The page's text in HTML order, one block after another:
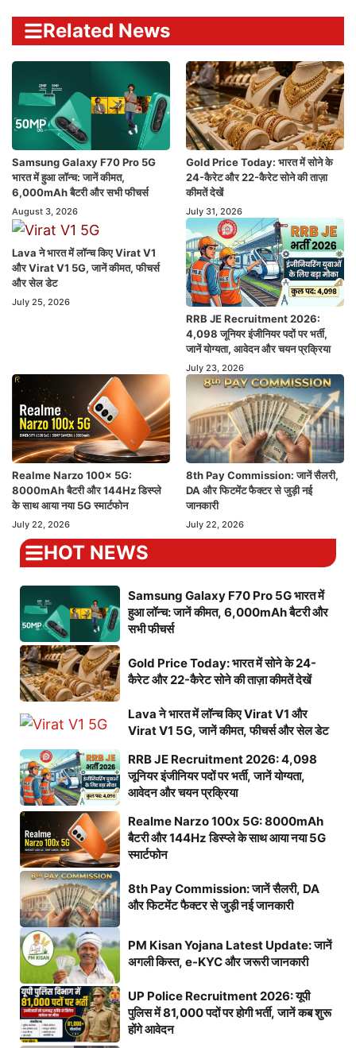
Related News
Samsung Galaxy F70 Pro 5G
भारत में हुआ लॉन्च: जानें कीमत,
6,000mAh बैटरी और सभी फीचर्स
August 3, 2026
Gold Price Today: भारत में सोने के
24-कैरेट और 22-कैरेट सोने की ताज़ा
कीमतें देखें
July 31, 2026
Lava ने भारत में लॉन्च किए Virat V1
और Virat V1 5G, जानें कीमत, फीचर्स
और सेल डेट
July 25, 2026
RRB JE Recruitment 2026:
4,098 जूनियर इंजीनियर पदों पर भर्ती,
जानें योग्यता, आवेदन और चयन प्रक्रिया
July 23, 2026
Realme Narzo 100x 5G:
8000mAh बैटरी और 144Hz डिस्प्ले
के साथ आया नया 5G स्मार्टफोन
July 22, 2026
8th Pay Commission: जानें सैलरी,
DA और फिटमेंट फैक्टर से जुड़ी नई
जानकारी
July 22, 2026
HOT NEWS
Samsung Galaxy F70 Pro 5G भारत में
हुआ लॉन्च: जानें कीमत, 6,000mAh बैटरी और
सभी फीचर्स
Gold Price Today: भारत में सोने के 24-
कैरेट और 22-कैरेट सोने की ताज़ा कीमतें देखें
Lava ने भारत में लॉन्च किए Virat V1 और
Virat V1 5G, जानें कीमत, फीचर्स और सेल डेट
RRB JE Recruitment 2026: 4,098
जूनियर इंजीनियर पदों पर भर्ती, जानें योग्यता,
आवेदन और चयन प्रक्रिया
Realme Narzo 100x 5G: 8000mAh
बैटरी और 144Hz डिस्प्ले के साथ आया नया 5G
स्मार्टफोन
8th Pay Commission: जानें सैलरी, DA
और फिटमेंट फैक्टर से जुड़ी नई जानकारी
PM Kisan Yojana Latest Update: जानें
अगली किस्त, e-KYC और जरूरी जानकारी
UP Police Recruitment 2026: यूपी
पुलिस में 81,000 पदों पर होगी भर्ती, जानें कब शुरू
होंगे आवेदन